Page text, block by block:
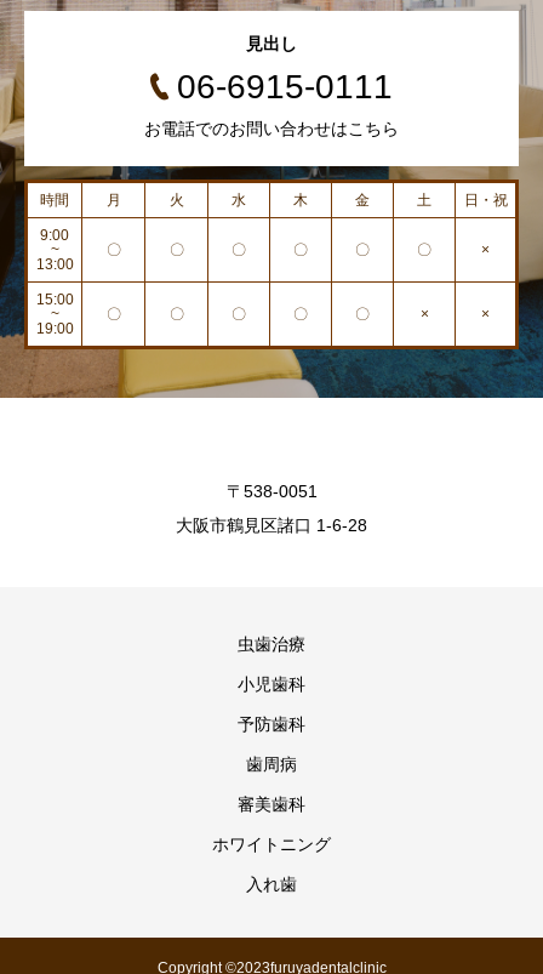
見出し
06-6915-0111
お電話でのお問い合わせはこちら
時間 月 火 水 木 金 土 日・祝
9:00
~
13:00
〇 〇 〇 〇 〇 〇 ×
15:00
~
19:00
〇 〇 〇 〇 〇 × ×
〒538-0051
大阪市鶴見区諸口 1-6-28
虫歯治療
小児歯科
予防歯科
歯周病
審美歯科
ホワイトニング
入れ歯
Copyright ©2023furuyadentalclinic